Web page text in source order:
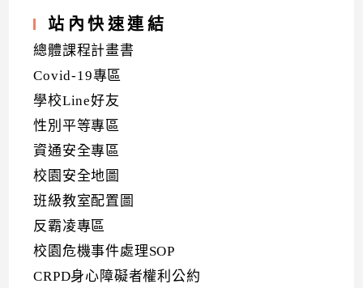
站內快速連結
總體課程計畫書
Covid-19專區
學校Line好友
性別平等專區
資通安全專區
校園安全地圖
班級教室配置圖
反霸凌專區
校園危機事件處理SOP
CRPD身心障礙者權利公約